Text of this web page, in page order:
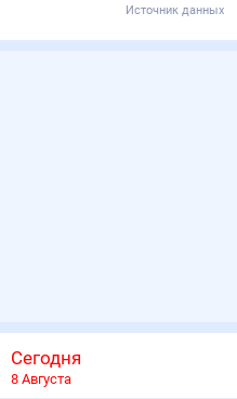
Источник данных
Сегодня
8 Августа